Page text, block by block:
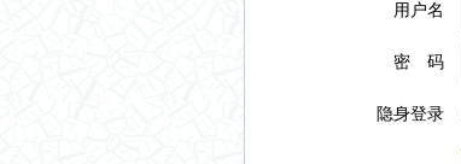
用户名
密 码
隐身登录